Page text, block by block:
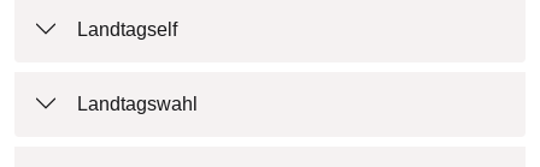
Landtagself
Landtagswahl